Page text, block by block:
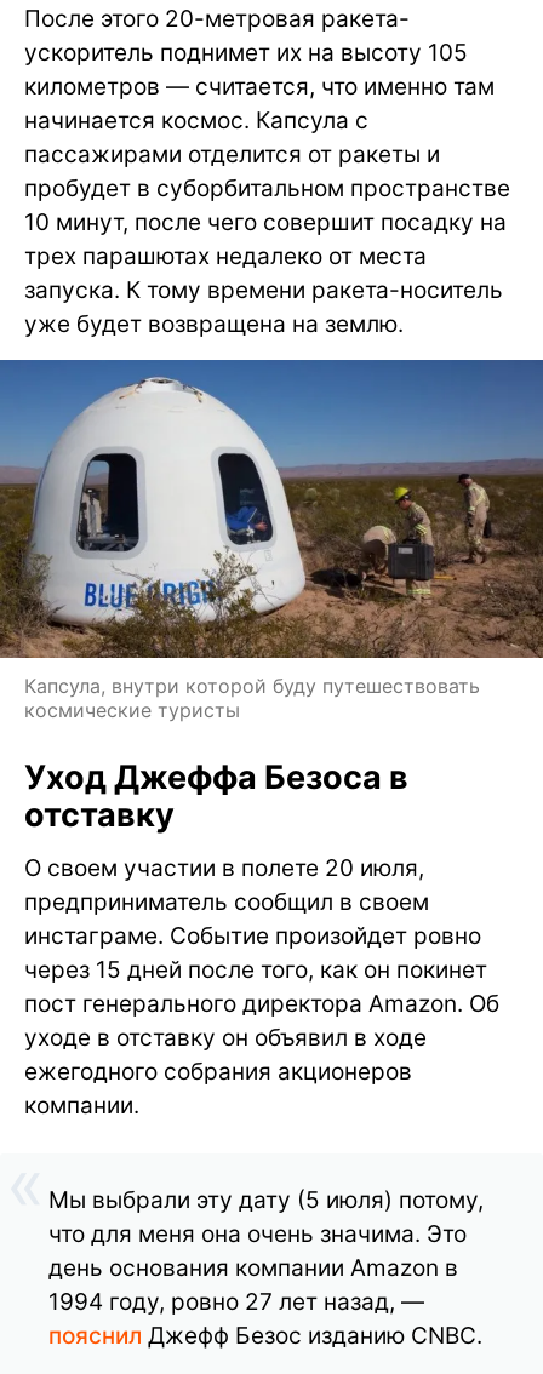
После этого 20-метровая ракета-
ускоритель поднимет их на высоту 105
километров — считается, что именно там
начинается космос. Капсула с
пассажирами отделится от ракеты и
пробудет в суборбитальном пространстве
10 минут, после чего совершит посадку на
трех парашютах недалеко от места
запуска. К тому времени ракета-носитель
уже будет возвращена на землю.
Капсула, внутри которой буду путешествовать
космические туристы
Уход Джеффа Безоса в
отставку
О своем участии в полете 20 июля,
предприниматель сообщил в своем
инстаграме. Событие произойдет ровно
через 15 дней после того, как он покинет
пост генерального директора Amazon. Об
уходе в отставку он объявил в ходе
ежегодного собрания акционеров
компании.
Мы выбрали эту дату (5 июля) потому,
что для меня она очень значима. Это
день основания компании Amazon в
1994 году, ровно 27 лет назад, —
пояснил Джефф Безос изданию CNBC.